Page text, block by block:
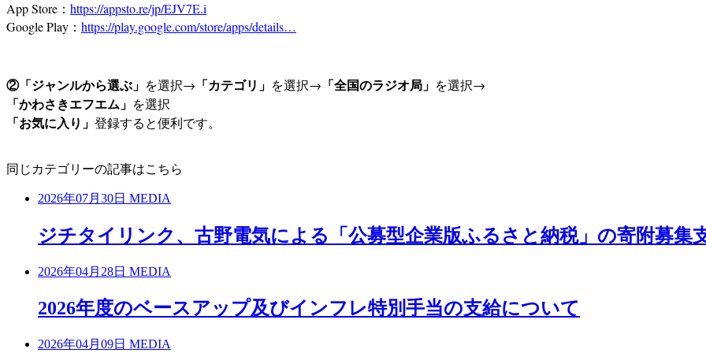
App Store： https://appsto.re/jp/EJV7E.i
Google Play： https://play.google.com/store/apps/details…
②「ジャンルから選ぶ」 を選択→ 「カテゴリ」 を選択→ 「全国のラジオ局」 を選択→
「かわさきエフエム」 を選択
「お気に入り」 登録すると便利です。
同じカテゴリーの記事はこちら
2026年07月30日 MEDIA
ジチタイリンク、古野電気による「公募型企業版ふるさと納税」の寄附募集
2026年04月28日 MEDIA
2026年度のベースアップ及びインフレ特別手当の支給について
2026年04月09日 MEDIA